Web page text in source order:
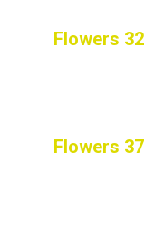
Flowers 32
Flowers 37